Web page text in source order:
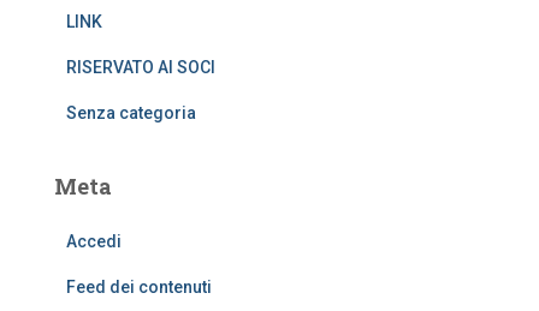
LINK
RISERVATO AI SOCI
Senza categoria
Meta
Accedi
Feed dei contenuti